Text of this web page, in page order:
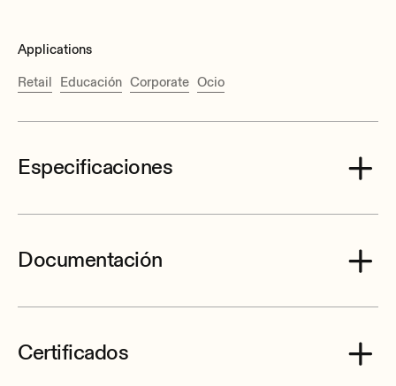
Applications
Retail Educación Corporate Ocio
Especificaciones
1
Euroblock
Documentación
Certificados